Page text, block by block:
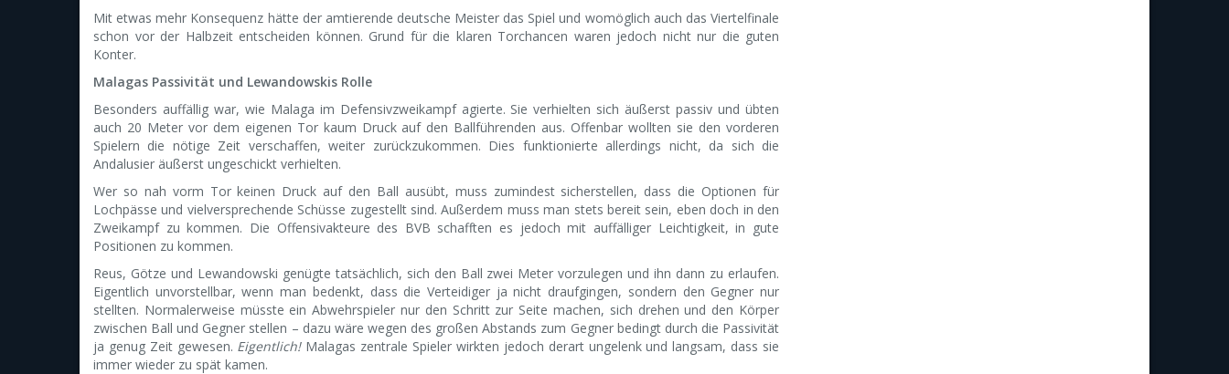
Mit etwas mehr Konsequenz hätte der amtierende deutsche Meister das Spiel und womöglich auch das Viertelfinale
schon vor der Halbzeit entscheiden können. Grund für die klaren Torchancen waren jedoch nicht nur die guten
Konter.
Malagas Passivität und Lewandowskis Rolle
Besonders auffällig war, wie Malaga im Defensivzweikampf agierte. Sie verhielten sich äußerst passiv und übten
auch 20 Meter vor dem eigenen Tor kaum Druck auf den Ballführenden aus. Offenbar wollten sie den vorderen
Spielern die nötige Zeit verschaffen, weiter zurückzukommen. Dies funktionierte allerdings nicht, da sich die
Andalusier äußerst ungeschickt verhielten.
Wer so nah vorm Tor keinen Druck auf den Ball ausübt, muss zumindest sicherstellen, dass die Optionen für
Lochpässe und vielversprechende Schüsse zugestellt sind. Außerdem muss man stets bereit sein, eben doch in den
Zweikampf zu kommen. Die Offensivakteure des BVB schafften es jedoch mit auffälliger Leichtigkeit, in gute
Positionen zu kommen.
Reus, Götze und Lewandowski genügte tatsächlich, sich den Ball zwei Meter vorzulegen und ihn dann zu erlaufen.
Eigentlich unvorstellbar, wenn man bedenkt, dass die Verteidiger ja nicht draufgingen, sondern den Gegner nur
stellten. Normalerweise müsste ein Abwehrspieler nur den Schritt zur Seite machen, sich drehen und den Körper
zwischen Ball und Gegner stellen – dazu wäre wegen des großen Abstands zum Gegner bedingt durch die Passivität
ja genug Zeit gewesen. Eigentlich! Malagas zentrale Spieler wirkten jedoch derart ungelenk und langsam, dass sie
immer wieder zu spät kamen.